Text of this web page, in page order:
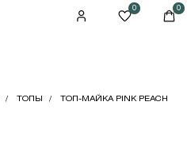
0 0
ТОПЫ
ТОП-МАЙКА PINK PEACH